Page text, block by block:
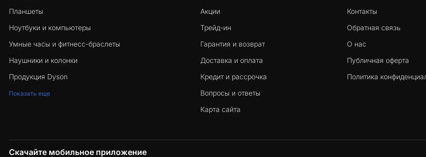
Планшеты
Ноутбуки и компьютеры
Умные часы и фитнесс-браслеты
Наушники и колонки
Продукция Dyson
Показать еще
Акции
Трейд-ин
Гарантия и возврат
Доставка и оплата
Кредит и рассрочка
Вопросы и ответы
Карта сайта
Контакты
Обратная связь
О нас
Публичная оферта
Политика
Скачайте мобильное приложение